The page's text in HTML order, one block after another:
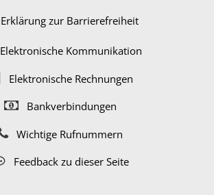
Erklärung zur Barrierefreiheit
Elektronische Kommunikation
Elektronische Rechnungen
Bankverbindungen
Wichtige Rufnummern
Feedback zu dieser Seite